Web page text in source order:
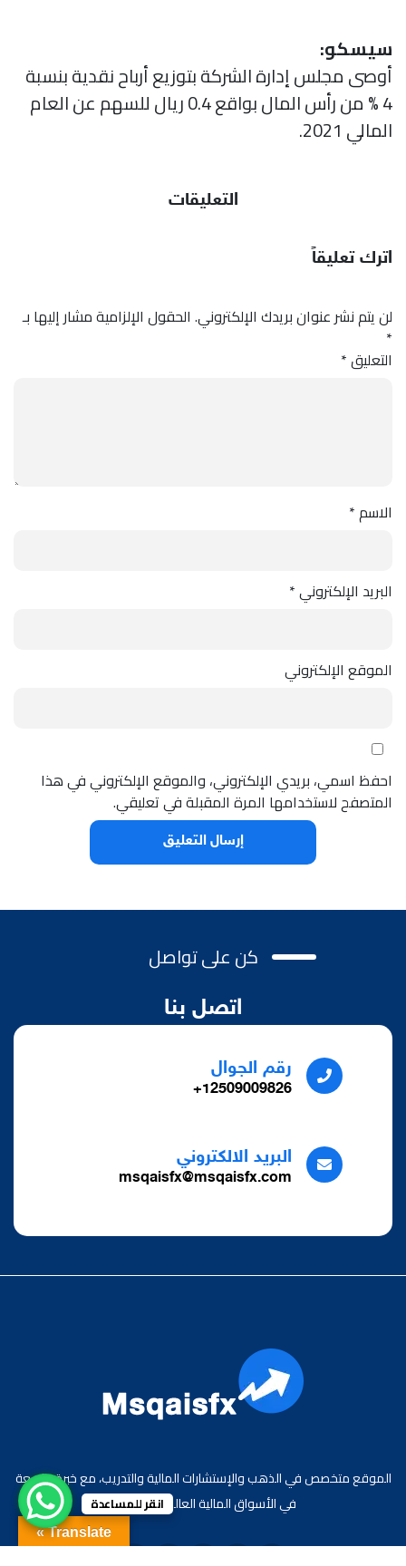
سيسكو:
أوصى مجلس إدارة الشركة بتوزيع أرباح نقدية بنسبة
4 % من رأس المال بواقع 0.4 ريال للسهم عن العام
المالي 2021.
التعليقات
اترك تعليقاً
لن يتم نشر عنوان بريدك الإلكتروني. الحقول الإلزامية مشار إليها بـ
*
التعليق*
الاسم*
البريد الإلكتروني*
الموقع الإلكتروني
احفظ اسمي، بريدي الإلكتروني، والموقع الإلكتروني في هذا
المتصفح لاستخدامها المرة المقبلة في تعليقي.
كن على تواصل
اتصل بنا
رقم الجوال
12509009826+
البريد الالكتروني
msqaisfx@msqaisfx.com
الموقع متخصص في الذهب والإستشارات المالية والتدريب، مع خبرة واسعة
في الأسواق المالية العالمية والعربية.
Translate »
انقر للمساعدة